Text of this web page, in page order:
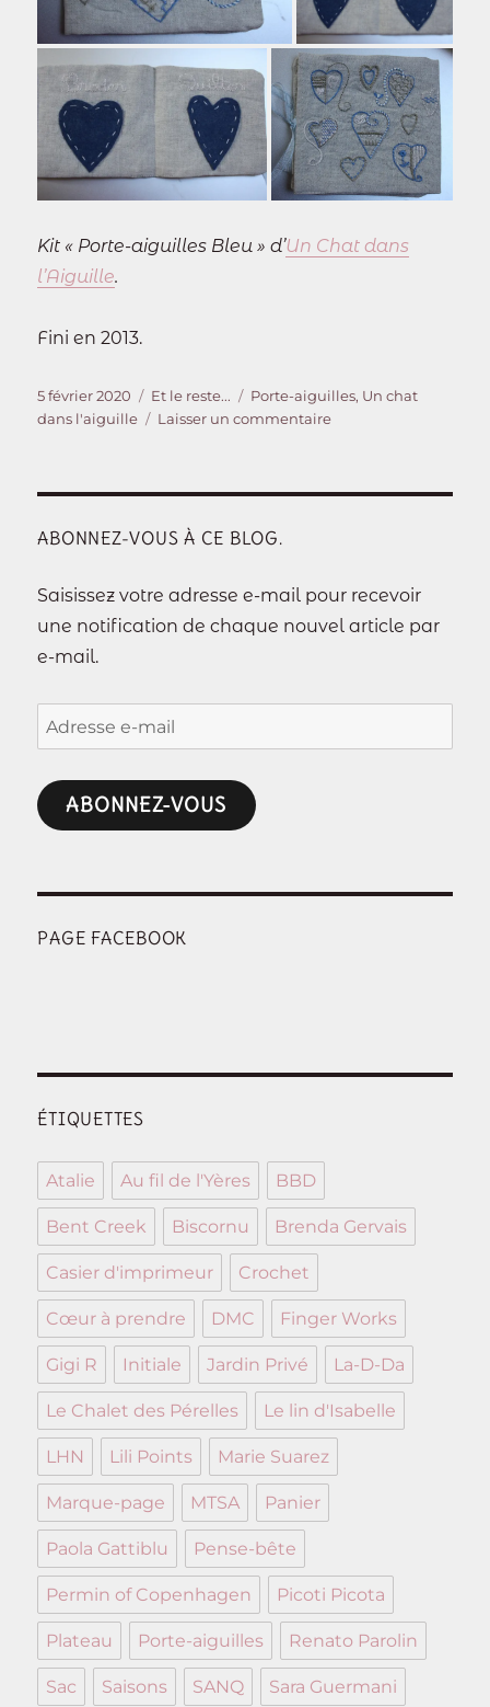
Kit « Porte-aiguilles Bleu » d’Un Chat dans
l’Aiguille.
Fini en 2013.
Publié
le
5 février 2020 Catégories
Et le reste... Étiquettes
Porte-aiguilles, Un chat
dans l'aiguille
Laisser un commentairesur
ABONNEZ-VOUS À CE BLOG.
Saisissez votre adresse e-mail pour recevoir
une notification de chaque nouvel article par
e-mail.
Adresse
e-
mail
ABONNEZ-VOUS
PAGE FACEBOOK
ÉTIQUETTES
Atalie Au fil de l'Yères BBD
Bent Creek Biscornu Brenda Gervais
Casier d'imprimeur Crochet
Cœur à prendre DMC Finger Works
Gigi R Initiale Jardin Privé La-D-Da
Le Chalet des Pérelles Le lin d'Isabelle
LHN Lili Points Marie Suarez
Marque-page MTSA Panier
Paola Gattiblu Pense-bête
Permin of Copenhagen Picoti Picota
Plateau Porte-aiguilles Renato Parolin
Sac Saisons SANQ Sara Guermani